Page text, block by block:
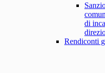
di
Rendiconti